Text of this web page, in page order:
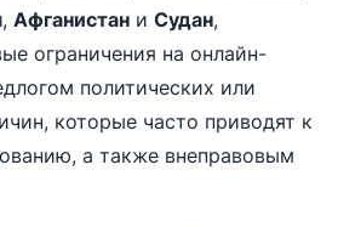
,Афганистан иСудан,
ограничения на онлайн-
политических или
которые часто приводят к
а также внеправовым